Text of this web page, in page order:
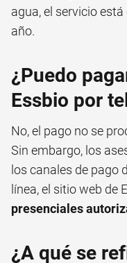
agua, el servicio
año.
¿Puedo
Essbio por
No, el pago no se
Sin embargo, los
los canales de pago
línea, el sitio web de
presenciales
¿A qué se